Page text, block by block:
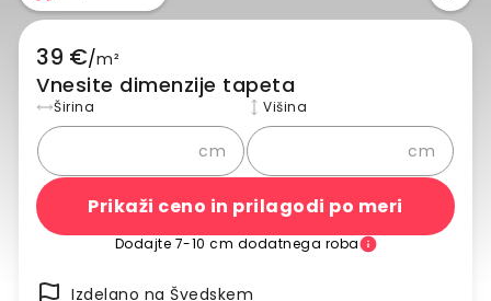
39 €/m²
Vnesite dimenzije tapeta
Širina
cm
Višina
cm
Prikaži ceno in prilagodi po meri
Dodajte 7-10 cm dodatnega roba
Izdelano na Švedskem